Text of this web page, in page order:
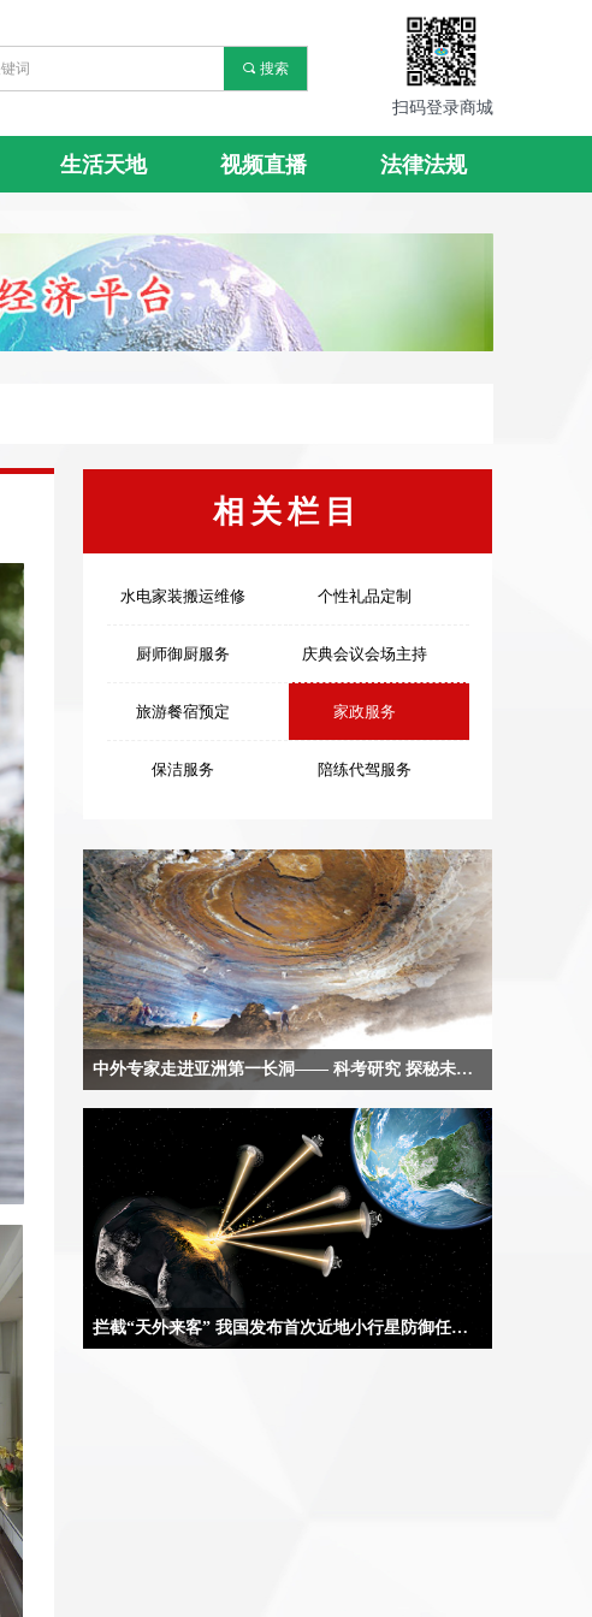
生活天地 视频直播 法律法规
끠 搜索
扫码登录商城
中外专家走进亚洲第一长洞—— 科考研究 探秘未知 本报记者 马跃峰 陈隽逸
流水像一把锋利的刻刀，将石山内外雕刻成自己想要的模样。
拦截“天外来客” 我国发布首次近地小行星防御任务方案设想
相关栏目
水电家装搬运维修
厨师御厨服务
旅游餐宿预定
保洁服务
个性礼品定制
庆典会议会场主持
家政服务
陪练代驾服务